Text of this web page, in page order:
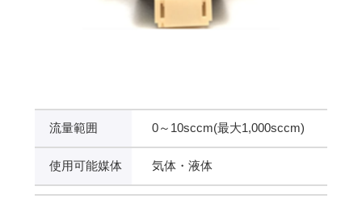
流量範囲 0～10sccm(最大1,000sccm)
使用可能媒体 気体・液体